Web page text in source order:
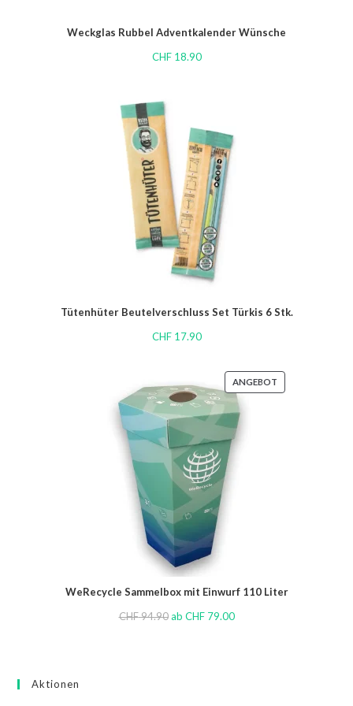
Weckglas Rubbel Adventkalender Wünsche
CHF18.90
Tütenhüter Beutelverschluss Set Türkis 6 Stk.
CHF17.90
ANGEBOT
WeRecycle Sammelbox mit Einwurf 110 Liter
CHF94.90 ab CHF79.00
Aktionen